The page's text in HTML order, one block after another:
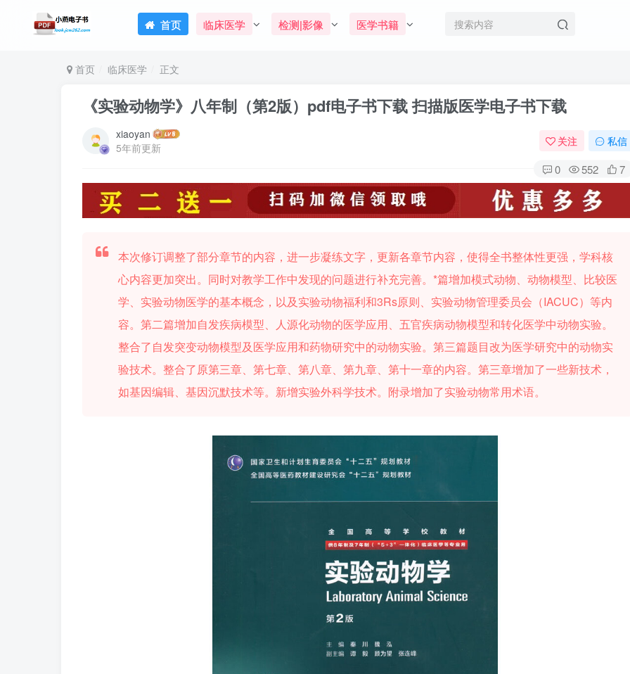
首页 临床医学 检测|影像 医学书籍
首页 临床医学 正文
《实验动物学》八年制（第2版）pdf电子书下载 扫描版医学电子书下载
xiaoyan
5年前更新
关注 私信
0 552 7
本次修订调整了部分章节的内容，进一步凝练文字，更新各章节内容，使得全书整体性更强，学科核
心内容更加突出。同时对教学工作中发现的问题进行补充完善。*篇增加模式动物、动物模型、比较医
学、实验动物医学的基本概念，以及实验动物福利和3Rs原则、实验动物管理委员会（IACUC）等内
容。第二篇增加自发疾病模型、人源化动物的医学应用、五官疾病动物模型和转化医学中动物实验。
整合了自发突变动物模型及医学应用和药物研究中的动物实验。第三篇题目改为医学研究中的动物实
验技术。整合了原第三章、第七章、第八章、第九章、第十一章的内容。第三章增加了一些新技术，
如基因编辑、基因沉默技术等。新增实验外科学技术。附录增加了实验动物常用术语。